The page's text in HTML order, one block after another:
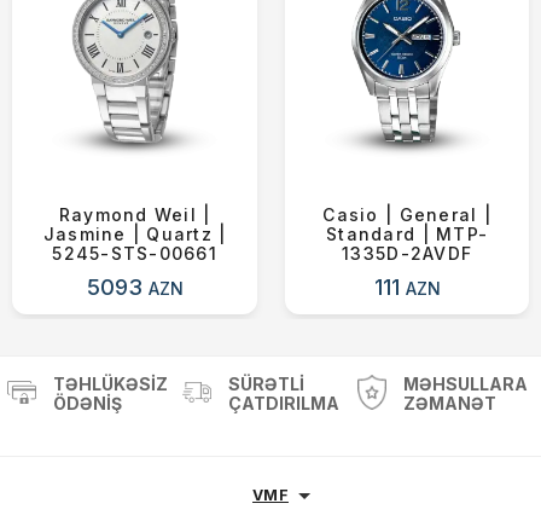
Raymond Weil |
Jasmine | Quartz |
5245-STS-00661
5093 AZN
Casio | General |
Standard | MTP-
1335D-2AVDF
111 AZN
TƏHLÜKƏSIZ
ÖDƏNIŞ
SÜRƏTLI
ÇATDIRILMA
MƏHSULLARA
ZƏMANƏT
VMF